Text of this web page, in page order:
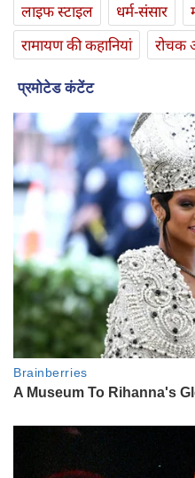
लाइफ स्‍टाइल
धर्म-संसार
रामायण की कहानियां
रोचक